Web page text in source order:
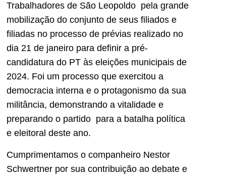
Trabalhadores de São Leopoldo pela grande
mobilização do conjunto de seus filiados e
filiadas no processo de prévias realizado no
dia 21 de janeiro para definir a pré-
candidatura do PT às eleições municipais de
2024. Foi um processo que exercitou a
democracia interna e o protagonismo da sua
militância, demonstrando a vitalidade e
preparando o partido para a batalha política
e eleitoral deste ano.
Cumprimentamos o companheiro Nestor
Schwertner por sua contribuição ao debate e